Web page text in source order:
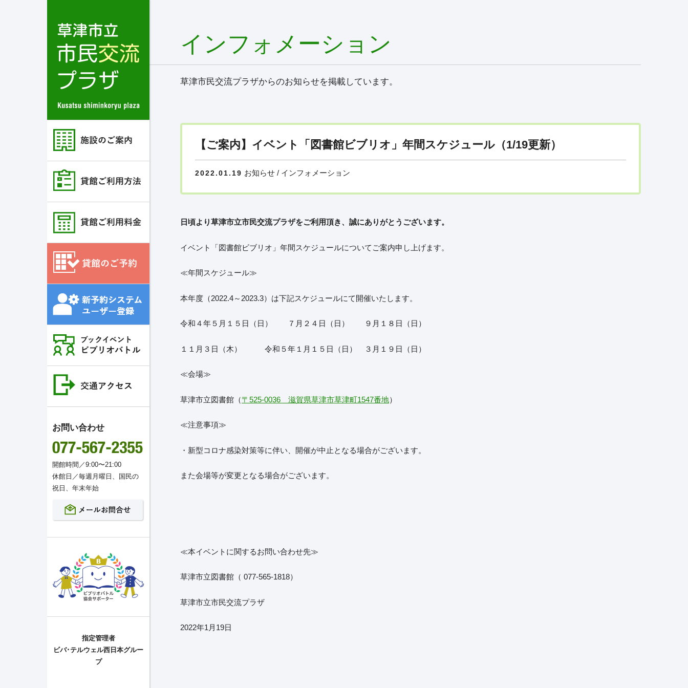
インフォメーション
草津市民交流プラザからのお知らせを掲載しています。
【ご案内】イベント「図書館ビブリオ」年間スケジュール（1/19更新）
2022.01.19 お知らせ / インフォメーション
日頃より草津市立市民交流プラザをご利用頂き、誠にありがとうございます。
イベント「図書館ビブリオ」年間スケジュールについてご案内申し上げます。
≪年間スケジュール≫
本年度（2022.4～2023.3）は下記スケジュールにて開催いたします。
令和４年５月１５日（日） ７月２４日（日） ９月１８日（日）
１１月３日（木） 令和５年１月１５日（日） ３月１９日（日）
≪会場≫
草津市立図書館（〒525-0036 滋賀県草津市草津町1547番地）
≪注意事項≫
・新型コロナ感染対策等に伴い、開催が中止となる場合がございます。
また会場等が変更となる場合がございます。
≪本イベントに関するお問い合わせ先≫
草津市立図書館（ 077-565-1818）
草津市立市民交流プラザ
2022年1月19日
お問い合わせ
開館時間／9:00〜21:00
休館日／毎週月曜日、国民の
祝日、年末年始
指定管理者
ビバ･テルウェル西日本グルー
プ